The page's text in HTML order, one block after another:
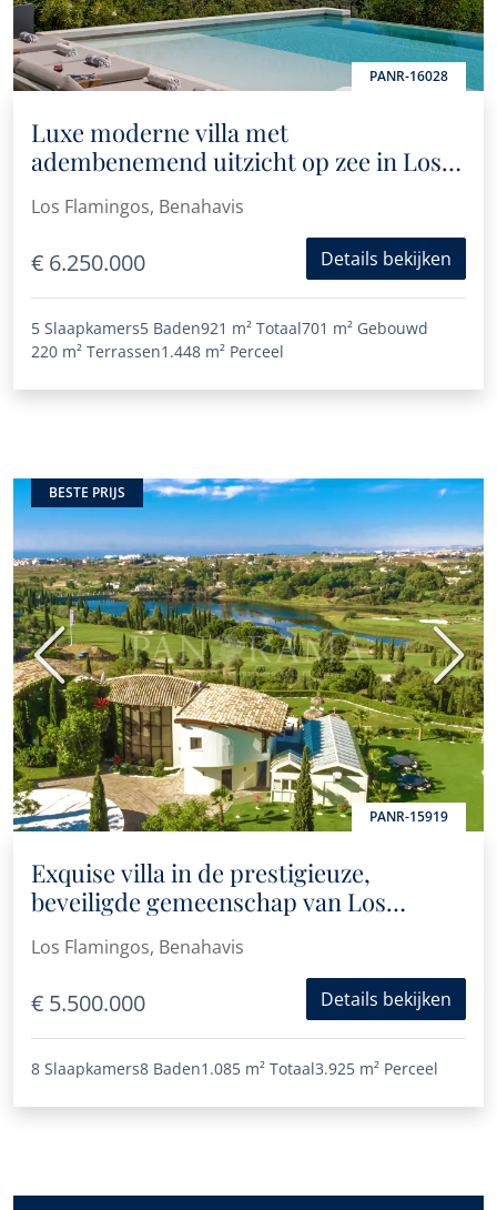
PANR-16028
Luxe moderne villa met
adembenemend uitzicht op zee in Los
Flamingos Golf Resort
Los Flamingos, Benahavis
€ 6.250.000 Details bekijken
5 Slaapkamers5 Baden921 m² Totaal701 m² Gebouwd
220 m² Terrassen1.448 m² Perceel
BESTE PRIJS
PANR-15919
Vorige
Exquise villa in de prestigieuze,
beveiligde gemeenschap van Los
Flamingos, Benahavís
Los Flamingos, Benahavis
€ 5.500.000 Details bekijken
8 Slaapkamers8 Baden1.085 m² Totaal3.925 m² Perceel